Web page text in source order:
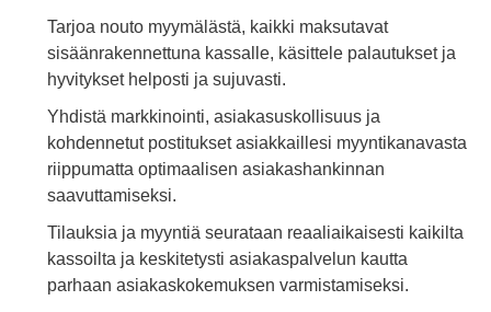
Tarjoa nouto myymälästä, kaikki maksutavat
sisäänrakennettuna kassalle, käsittele palautukset ja
hyvitykset helposti ja sujuvasti.
Yhdistä markkinointi, asiakasuskollisuus ja
kohdennetut postitukset asiakkaillesi myyntikanavasta
riippumatta optimaalisen asiakashankinnan
saavuttamiseksi.
Tilauksia ja myyntiä seurataan reaaliaikaisesti kaikilta
kassoilta ja keskitetysti asiakaspalvelun kautta
parhaan asiakaskokemuksen varmistamiseksi.